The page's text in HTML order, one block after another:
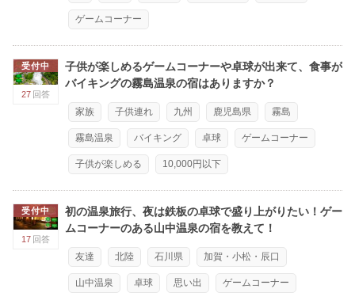
ゲームコーナー
受付中
27 回答
子供が楽しめるゲームコーナーや卓球が出来て、食事が
バイキングの霧島温泉の宿はありますか？
家族 子供連れ 九州 鹿児島県 霧島
霧島温泉 バイキング 卓球 ゲームコーナー
子供が楽しめる 10,000円以下
受付中
17 回答
初の温泉旅行、夜は鉄板の卓球で盛り上がりたい！ゲー
ムコーナーのある山中温泉の宿を教えて！
友達 北陸 石川県 加賀・小松・辰口
山中温泉 卓球 思い出 ゲームコーナー